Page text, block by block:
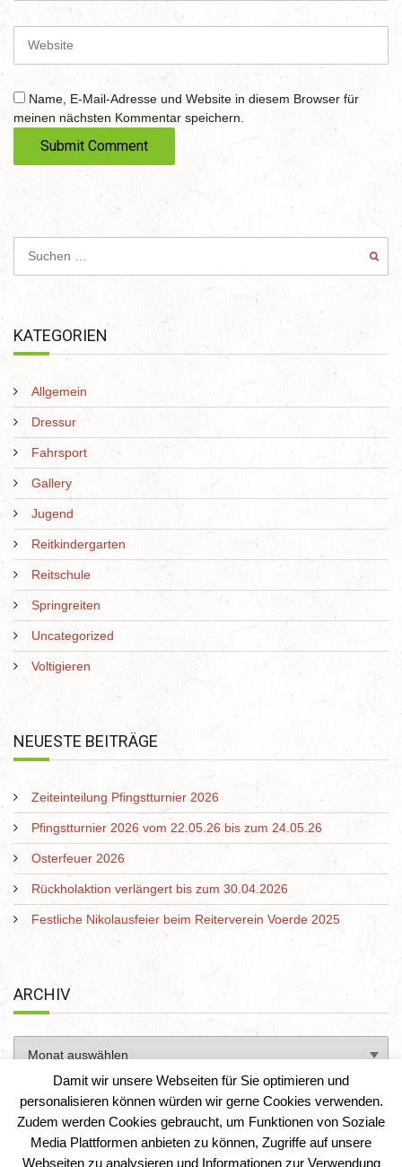
i
s
t
Name, E-Mail-Adresse und Website in diesem Browser für
meinen nächsten Kommentar speichern.
KATEGORIEN
Allgemein
Dressur
Fahrsport
Gallery
Jugend
Reitkindergarten
Reitschule
Springreiten
Uncategorized
Voltigieren
NEUESTE BEITRÄGE
Zeiteinteilung Pfingstturnier 2026
Pfingstturnier 2026 vom 22.05.26 bis zum 24.05.26
Osterfeuer 2026
Rückholaktion verlängert bis zum 30.04.2026
Festliche Nikolausfeier beim Reiterverein Voerde 2025
ARCHIV
Damit wir unsere Webseiten für Sie optimieren und
personalisieren können würden wir gerne Cookies verwenden.
Zudem werden Cookies gebraucht, um Funktionen von Soziale
Media Plattformen anbieten zu können, Zugriffe auf unsere
Webseiten zu analysieren und Informationen zur Verwendung